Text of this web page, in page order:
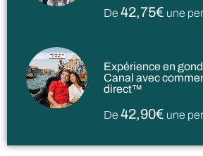
De42,75€ une
Expérience en
Canal avec
direct™
De42,90€ une